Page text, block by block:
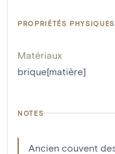
PROPRIÉTÉS PHYSIQUES
Matériaux
brique[matière]
NOTES
Ancien couvent